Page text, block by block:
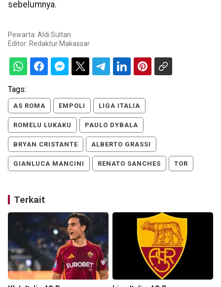
sebelumnya.
Pewarta: Aldi Sultan
Editor: Redaktur Makassar
Tags:
AS ROMA EMPOLI LIGA ITALIA
ROMELU LUKAKU PAULO DYBALA
BRYAN CRISTANTE ALBERTO GRASSI
GIANLUCA MANCINI RENATO SANCHES TOR
Terkait